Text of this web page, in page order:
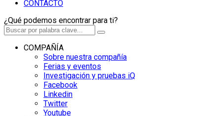
CONTACTO
¿Qué podemos encontrar para ti?
COMPAÑÍA
Sobre nuestra compañía
Ferias y eventos
Investigación y pruebas iQ
Facebook
Linkedin
Twitter
Youtube